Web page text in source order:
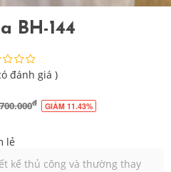
BH-144
đánh giá )
đ GIẢM 11.43%
lẻ
kế thủ công và thường thay